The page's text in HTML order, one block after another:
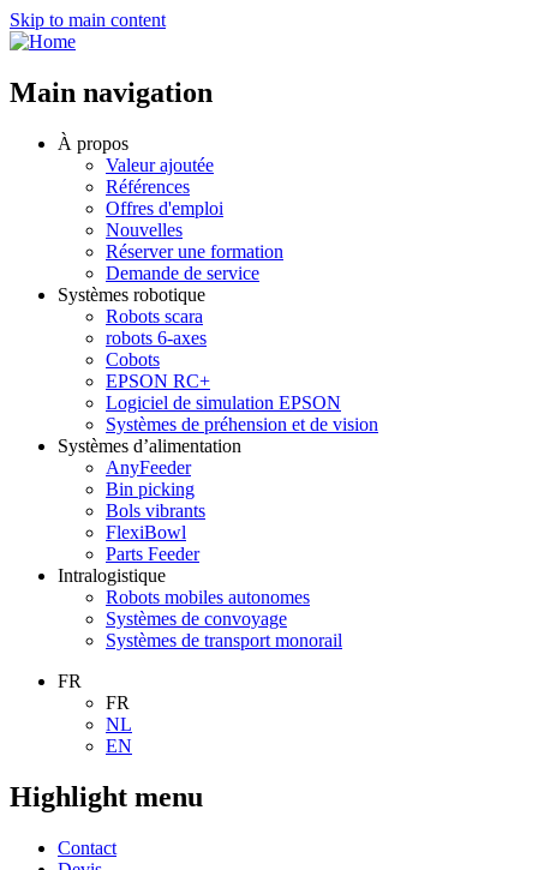
Skip to main content
Main navigation
À propos
Valeur ajoutée
Références
Offres d'emploi
Nouvelles
Réserver une formation
Demande de service
Systèmes robotique
Robots scara
robots 6-axes
Cobots
EPSON RC+
Logiciel de simulation EPSON
Systèmes de préhension et de vision
Systèmes d’alimentation
AnyFeeder
Bin picking
Bols vibrants
FlexiBowl
Parts Feeder
Intralogistique
Robots mobiles autonomes
Systèmes de convoyage
Systèmes de transport monorail
FR
FR
NL
EN
Highlight menu
Contact